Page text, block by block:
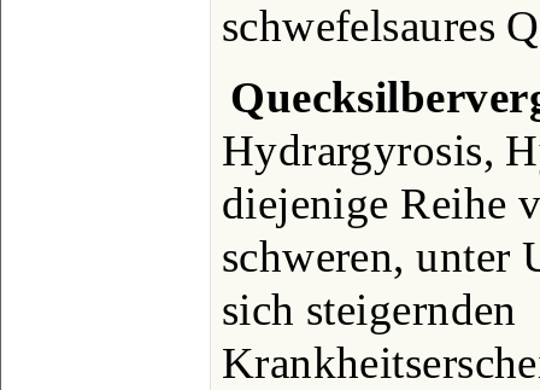
schwefelsaures
Hydrargyrosis,
diejenige Reihe
schweren, unter
sich steigernden